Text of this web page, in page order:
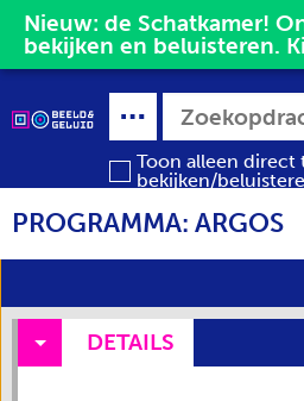
Toon alleen direct
bekijken/
PROGRAMMA: ARGOS
DETAILS
Nieuw: de Schatkamer!
bekijken en beluisteren.